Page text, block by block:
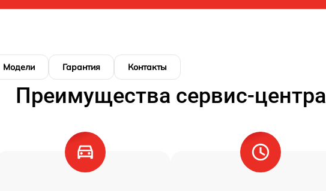
Модели Гарантия Контакты
Преимущества сервис-центра